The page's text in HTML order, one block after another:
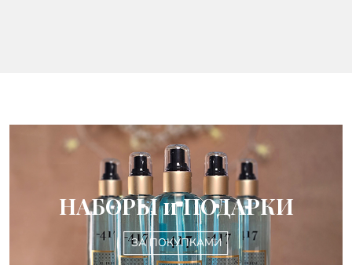
НАБОРЫ и ПОДАРКИ
ЗА ПОКУПКАМИ